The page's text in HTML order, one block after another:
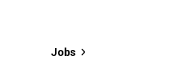
Jobs